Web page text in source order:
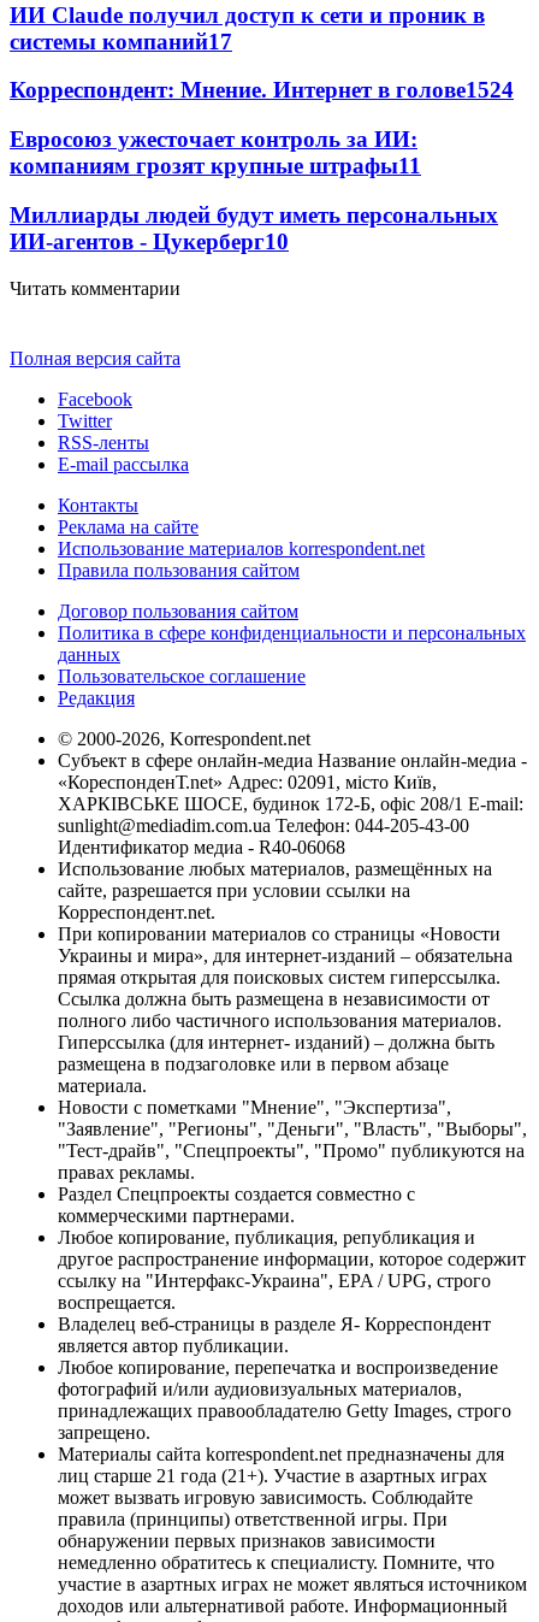
ИИ Claude получил доступ к сети и проник в
системы компаний17
Корреспондент: Мнение. Интернет в голове1524
Евросоюз ужесточает контроль за ИИ:
компаниям грозят крупные штрафы11
Миллиарды людей будут иметь персональных
ИИ-агентов - Цукерберг10
Читать комментарии
Полная версия сайта
Facebook
Twitter
RSS-ленты
E-mail рассылка
Контакты
Реклама на сайте
Использование материалов korrespondent.net
Правила пользования сайтом
Договор пользования сайтом
Политика в сфере конфиденциальности и персональных
данных
Пользовательское соглашение
Редакция
© 2000-2026, Korrespondent.net
Субъект в сфере онлайн-медиа Название онлайн-медиа -
«КореспонденТ.net» Адрес: 02091, місто Київ,
ХАРКІВСЬКЕ ШОСЕ, будинок 172-Б, офіс 208/1 E-mail:
sunlight@mediadim.com.ua Телефон: 044-205-43-00
Идентификатор медиа - R40-06068
Использование любых материалов, размещённых на
сайте, разрешается при условии ссылки на
Корреспондент.net.
При копировании материалов со страницы «Новости
Украины и мира», для интернет-изданий – обязательна
прямая открытая для поисковых систем гиперссылка.
Ссылка должна быть размещена в независимости от
полного либо частичного использования материалов.
Гиперссылка (для интернет- изданий) – должна быть
размещена в подзаголовке или в первом абзаце
материала.
Новости с пометками "Мнение", "Экспертиза",
"Заявление", "Регионы", "Деньги", "Власть", "Выборы",
"Тест-драйв", "Спецпроекты", "Промо" публикуются на
правах рекламы.
Раздел Спецпроекты создается совместно с
коммерческими партнерами.
Любое копирование, публикация, републикация и
другое распространение информации, которое содержит
ссылку на "Интерфакс-Украина", EPA / UPG, строго
воспрещается.
Владелец веб-страницы в разделе Я- Корреспондент
является автор публикации.
Любое копирование, перепечатка и воспроизведение
фотографий и/или аудиовизуальных материалов,
принадлежащих правообладателю Getty Images, строго
запрещено.
Материалы сайта korrespondent.net предназначены для
лиц старше 21 года (21+). Участие в азартных играх
может вызвать игровую зависимость. Соблюдайте
правила (принципы) ответственной игры. При
обнаружении первых признаков зависимости
немедленно обратитесь к специалисту. Помните, что
участие в азартных играх не может являться источником
доходов или альтернативой работе. Информационный